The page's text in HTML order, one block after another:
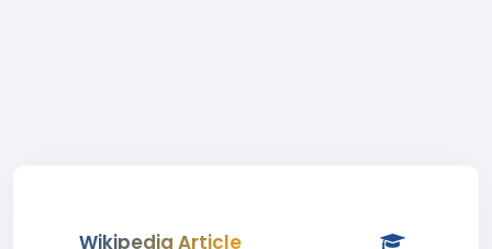
Wikipedia Article